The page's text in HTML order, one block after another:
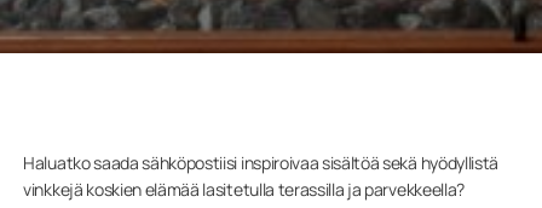
Yritys
Haluatko saada sähköpostiisi inspiroivaa sisältöä sekä hyödyllistä
vinkkejä koskien elämää lasitetulla terassilla ja parvekkeella?